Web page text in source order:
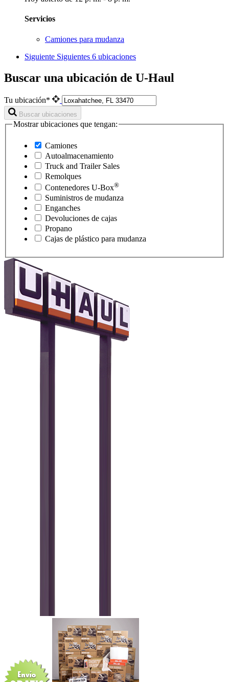
Servicios
Camiones para mudanza
Siguiente Siguientes 6 ubicaciones
Buscar una ubicación de U-Haul
Tu ubicación*
Buscar ubicaciones
Mostrar ubicaciones que tengan:
Camiones
Autoalmacenamiento
Truck and Trailer Sales
Remolques
Contenedores U-Box®
Suministros de mudanza
Enganches
Devoluciones de cajas
Propano
Cajas de plástico para mudanza